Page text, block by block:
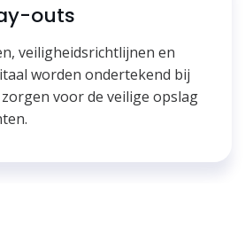
outs
veiligheidsrichtlijnen en
worden ondertekend bij
voor de veilige opslag